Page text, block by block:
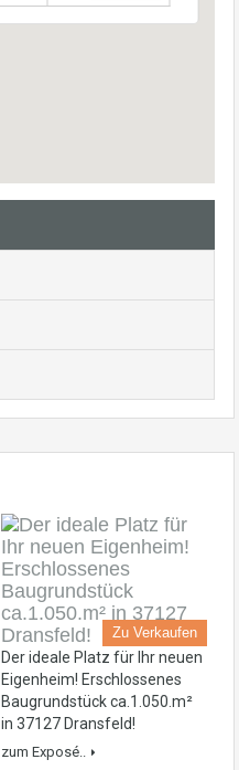
Zu Verkaufen
Der ideale Platz für Ihr neuen
Eigenheim! Erschlossenes
Baugrundstück ca.1.050.m²
in 37127 Dransfeld!
zum Exposé..